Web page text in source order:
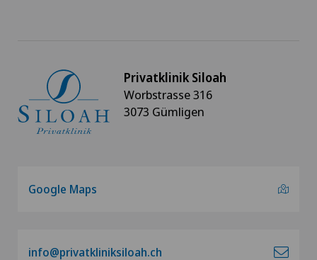
Privatklinik Siloah
Worbstrasse 316
3073 Gümligen
Google Maps
info@privatkliniksiloah.ch